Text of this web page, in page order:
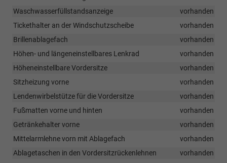
Waschwasserfüllstandsanzeige
vorhanden
Tickethalter an der Windschutzscheibe
vorhanden
Brillenablagefach
vorhanden
Höhen- und längeneinstellbares Lenkrad
vorhanden
Höheneinstellbare Vordersitze
vorhanden
Sitzheizung vorne
vorhanden
Lendenwirbelstütze für die Vordersitze
vorhanden
Fußmatten vorne und hinten
vorhanden
Getränkehalter vorne
vorhanden
Mittelarmlehne vorn mit Ablagefach
vorhanden
Ablagetaschen in den Vordersitzrückenlehnen
vorhanden